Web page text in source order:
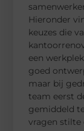
Hieronder
keuzes die
een
goed
maar bij
team eerst
gemiddeld
vragen stilte